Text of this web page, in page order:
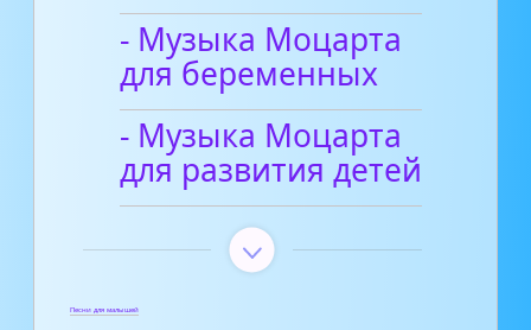
- Музыка Моцарта
для беременных
- Музыка Моцарта
для развития детей
Песни для малышей